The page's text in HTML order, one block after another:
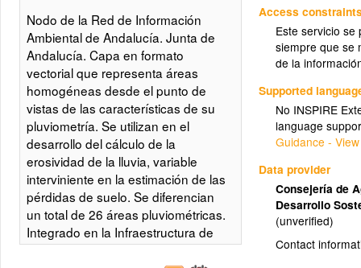
Access
Este servicio
siempre que se
de la
Supported
No INSPIRE
language
Guidance -
Data provider
Consejería de
Desarrollo
(unverified)
Contact
Nodo de la Red de Información
Ambiental de Andalucía. Junta de
Andalucía. Capa en formato
vectorial que representa áreas
homogéneas desde el punto de
vistas de las características de su
pluviometría. Se utilizan en el
desarrollo del cálculo de la
erosividad de la lluvia, variable
interviniente en la estimación de las
pérdidas de suelo. Se diferencian
un total de 26 áreas pluviométricas.
Integrado en la Infraestructura de
Datos Espaciales de Andalucía,